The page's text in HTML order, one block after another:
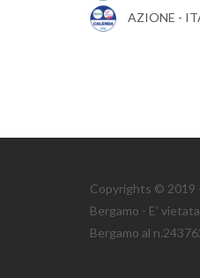
AZIONE -
Copyrights © 2019 -
Bergamo - E'
Bergamo al